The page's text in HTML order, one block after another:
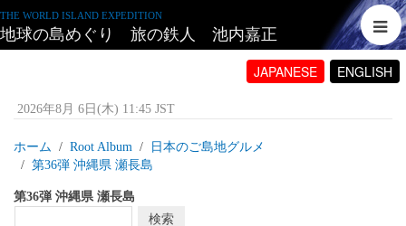
THE WORLD ISLAND EXPEDITION
地球の島めぐり 旅の鉄人 池内嘉正
JAPANESE ENGLISH
2026年8月 6日(木) 11:45 JST
ホーム Root Album
日本のご島地グルメ
第36弾 沖縄県 瀬長島
第36弾 沖縄県 瀬長島